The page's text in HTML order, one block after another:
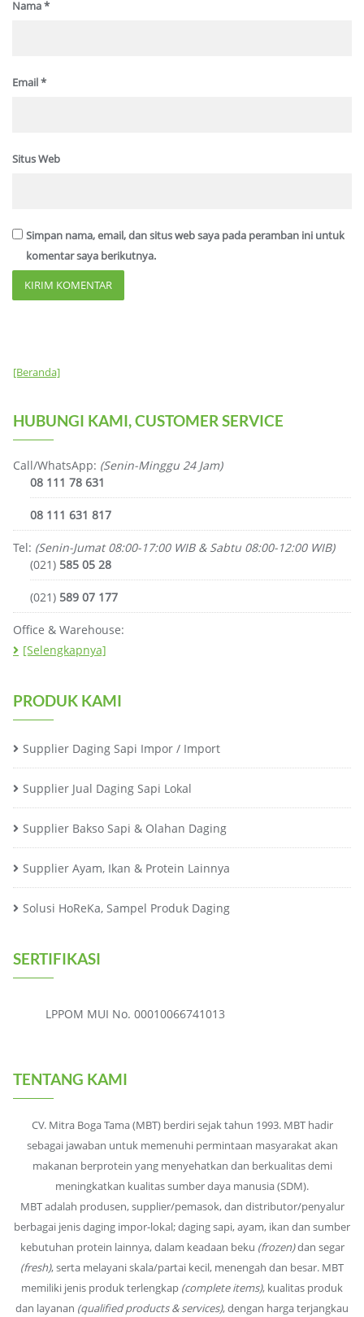
Nama*
Email*
Situs Web
Simpan nama, email, dan situs web saya pada peramban ini untuk
komentar saya berikutnya.
[Beranda]
HUBUNGI KAMI, CUSTOMER SERVICE
Call/WhatsApp: (Senin-Minggu 24 Jam)
08 111 78 631
08 111 631 817
Tel: (Senin-Jumat 08:00-17:00 WIB & Sabtu 08:00-12:00 WIB)
(021) 585 05 28
(021) 589 07 177
Office & Warehouse:
[Selengkapnya]
PRODUK KAMI
Supplier Daging Sapi Impor / Import
Supplier Jual Daging Sapi Lokal
Supplier Bakso Sapi & Olahan Daging
Supplier Ayam, Ikan & Protein Lainnya
Solusi HoReKa, Sampel Produk Daging
SERTIFIKASI
LPPOM MUI No. 00010066741013
TENTANG KAMI
CV. Mitra Boga Tama (MBT) berdiri sejak tahun 1993. MBT hadir
sebagai jawaban untuk memenuhi permintaan masyarakat akan
makanan berprotein yang menyehatkan dan berkualitas demi
meningkatkan kualitas sumber daya manusia (SDM).
MBT adalah produsen, supplier/pemasok, dan distributor/penyalur
berbagai jenis daging impor-lokal; daging sapi, ayam, ikan dan sumber
kebutuhan protein lainnya, dalam keadaan beku (frozen)dan segar
(fresh), serta melayani skala/partai kecil, menengah dan besar. MBT
memiliki jenis produk terlengkap (complete items), kualitas produk
dan layanan (qualified products & services), dengan harga terjangkau